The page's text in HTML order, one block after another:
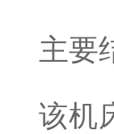
主要
该机